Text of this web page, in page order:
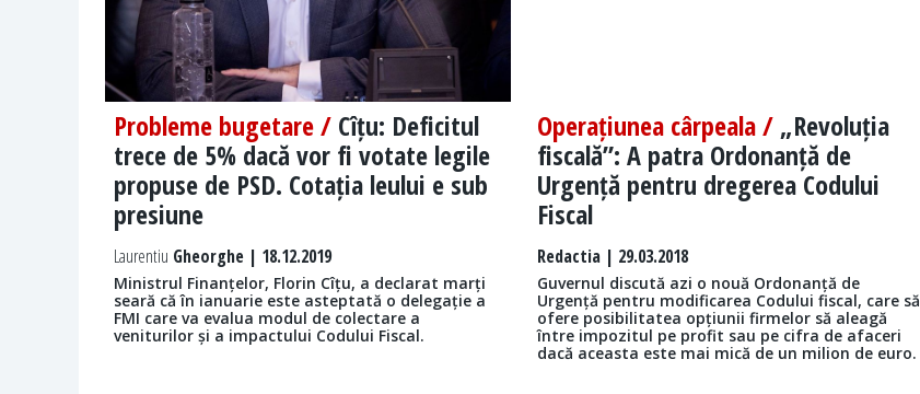
Probleme bugetare / Cîțu: Deficitul
trece de 5% dacă vor fi votate legile
propuse de PSD. Cotația leului e sub
presiune
Laurentiu Gheorghe | 18.12.2019
Ministrul Finanțelor, Florin Cîțu, a declarat marți
seară că în ianuarie este asteptată o delegație a
FMI care va evalua modul de colectare a
veniturilor și a impactului Codului Fiscal.
Operațiunea cârpeala / „Revoluția
fiscală”: A patra Ordonanță de
Urgență pentru dregerea Codului
Fiscal
Redactia| 29.03.2018
Guvernul discută azi o nouă Ordonanță de
Urgență pentru modificarea Codului fiscal, care să
ofere posibilitatea opțiunii firmelor să aleagă
între impozitul pe profit sau pe cifra de afaceri
dacă aceasta este mai mică de un milion de euro.